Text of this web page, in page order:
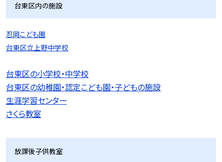
台東区内の施設
忍岡こども園
台東区立上野中学校
台東区の小学校・中学校
台東区の幼稚園・認定こども園・子どもの施設
生涯学習センター
さくら教室
放課後子供教室